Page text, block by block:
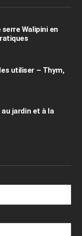
Walipini en
utiliser – Thym,
jardin et à la